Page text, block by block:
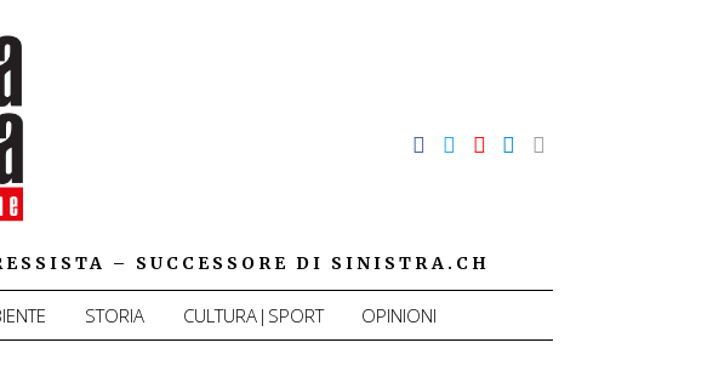
– SUCCESSORE DI SINISTRA.CH
STORIA CULTURA|SPORT OPINIONI